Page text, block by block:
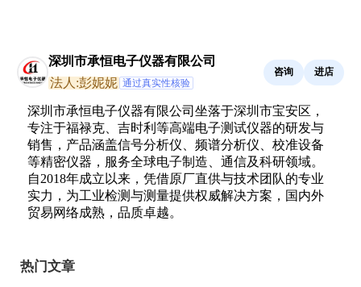
深圳市承恒电子仪器有限公司
法人:彭妮妮 通过真实性核验
咨询 进店
深圳市承恒电子仪器有限公司坐落于深圳市宝安区，
专注于福禄克、吉时利等高端电子测试仪器的研发与
销售，产品涵盖信号分析仪、频谱分析仪、校准设备
等精密仪器，服务全球电子制造、通信及科研领域。
自2018年成立以来，凭借原厂直供与技术团队的专业
实力，为工业检测与测量提供权威解决方案，国内外
贸易网络成熟，品质卓越。
热门文章